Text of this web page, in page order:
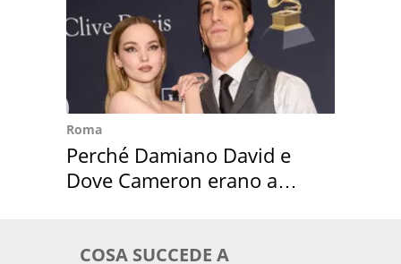
Roma
Perché Damiano David e
Dove Cameron erano a